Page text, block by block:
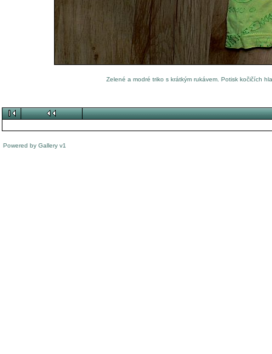
Zelené a modré triko s krátkým rukávem. Potisk kočičích
Powered by Gallery v1